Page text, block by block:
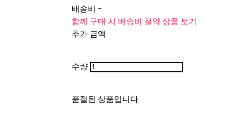
배송비 -
함께 구매 시 배송비 절약 상품 보기
추가 금액
수량
품절된 상품입니다.